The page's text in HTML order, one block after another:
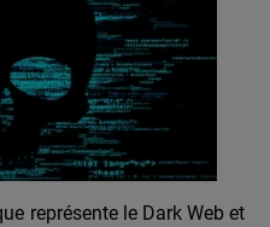
représente le Dark Web et